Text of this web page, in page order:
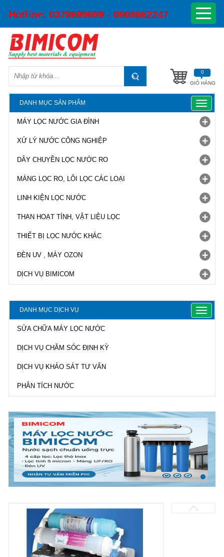
Hotline: 0378699699 - 0908662247
GIỎ HÀNG
0
DANH MỤC SẢN PHẨM
Toggle
MÁY LỌC NƯỚC GIA ĐÌNH
XỬ LÝ NƯỚC CÔNG NGHIỆP
DÂY CHUYỀN LỌC NƯỚC RO
MÀNG LỌC RO, LÕI LỌC CÁC LOẠI
LINH KIỆN LỌC NƯỚC
THAN HOẠT TÍNH, VẬT LIỆU LỌC
THIẾT BỊ LỌC NƯỚC KHÁC
ĐÈN UV , MÁY OZON
DỊCH VỤ BIMICOM
DANH MỤC DỊCH VỤ
Toggle
SỬA CHỮA MÁY LỌC NƯỚC
DỊCH VỤ CHĂM SÓC ĐỊNH KỲ
DỊCH VỤ KHẢO SÁT TƯ VẤN
PHÂN TÍCH NƯỚC